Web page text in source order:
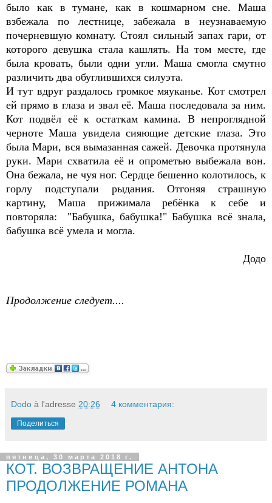
было как в тумане, как в кошмарном сне. Маша
взбежала по лестнице, забежала в неузнаваемую
почерневшую комнату. Стоял сильный запах гари, от
которого девушка стала кашлять. На том месте, где
была кровать, были одни угли. Маша смогла смутно
различить два обуглившихся силуэта.
И тут вдруг раздалось громкое мяуканье. Кот смотрел
ей прямо в глаза и звал её. Маша последовала за ним.
Кот подвёл её к остаткам камина. В непроглядной
черноте Маша увидела сияющие детские глаза. Это
была Мари, вся вымазанная сажей. Девочка протянула
руки. Мари схватила её и опрометью выбежала вон.
Она бежала, не чуя ног. Сердце бешенно колотилось, к
горлу подступали рыдания. Отгоняя страшную
картину, Маша прижимала ребёнка к себе и
повторяла: "Бабушка, бабушка!" Бабушка всё знала,
бабушка всё умела и могла.
Додо
Продолжение следует....
Dodo à l'adresse 20:26 4 комментария:
Поделиться
пятница, 30 марта 2018 г.
КОТ. ВОЗВРАЩЕНИЕ АНТОНА
ПРОДОЛЖЕНИЕ РОМАНА